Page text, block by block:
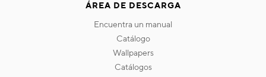
ÁREA DE DESCARGA
encuentra un manual
catálogo
wallpapers
catálogos